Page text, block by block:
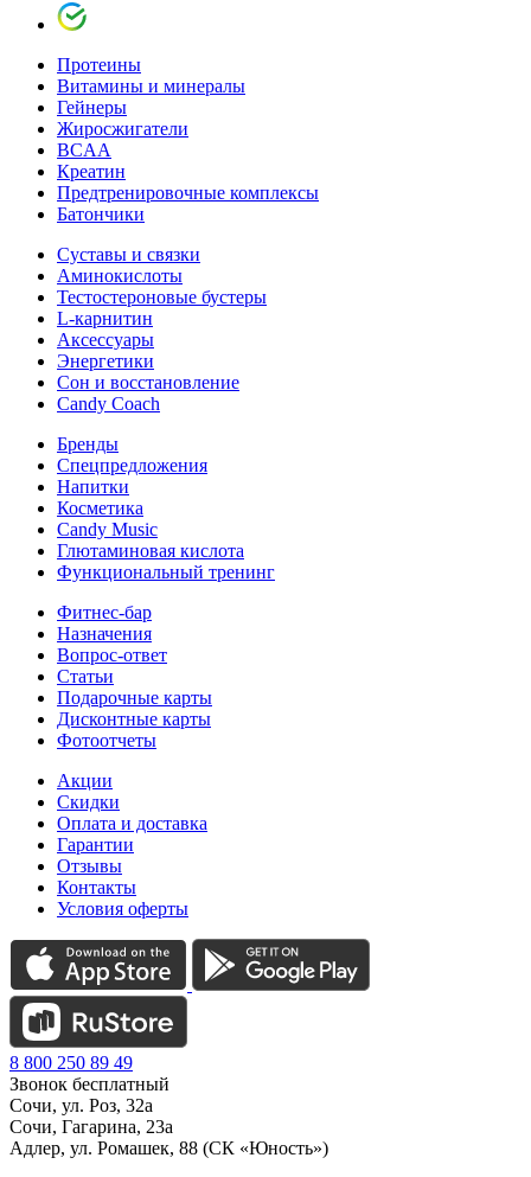
Протеины
Витамины и минералы
Гейнеры
Жиросжигатели
BCAA
Креатин
Предтренировочные комплексы
Батончики
Суставы и связки
Аминокислоты
Тестостероновые бустеры
L-карнитин
Аксессуары
Энергетики
Сон и восстановление
Candy Coach
Бренды
Спецпредложения
Напитки
Косметика
Candy Music
Глютаминовая кислота
Функциональный тренинг
Фитнес-бар
Назначения
Вопрос-ответ
Статьи
Подарочные карты
Дисконтные карты
Фотоотчеты
Акции
Скидки
Оплата и доставка
Гарантии
Отзывы
Контакты
Условия оферты
8 800 250 89 49
Звонок бесплатный
Сочи, ул. Роз, 32а
Сочи, Гагарина, 23а
Адлер, ул. Ромашек, 88 (СК «Юность»)